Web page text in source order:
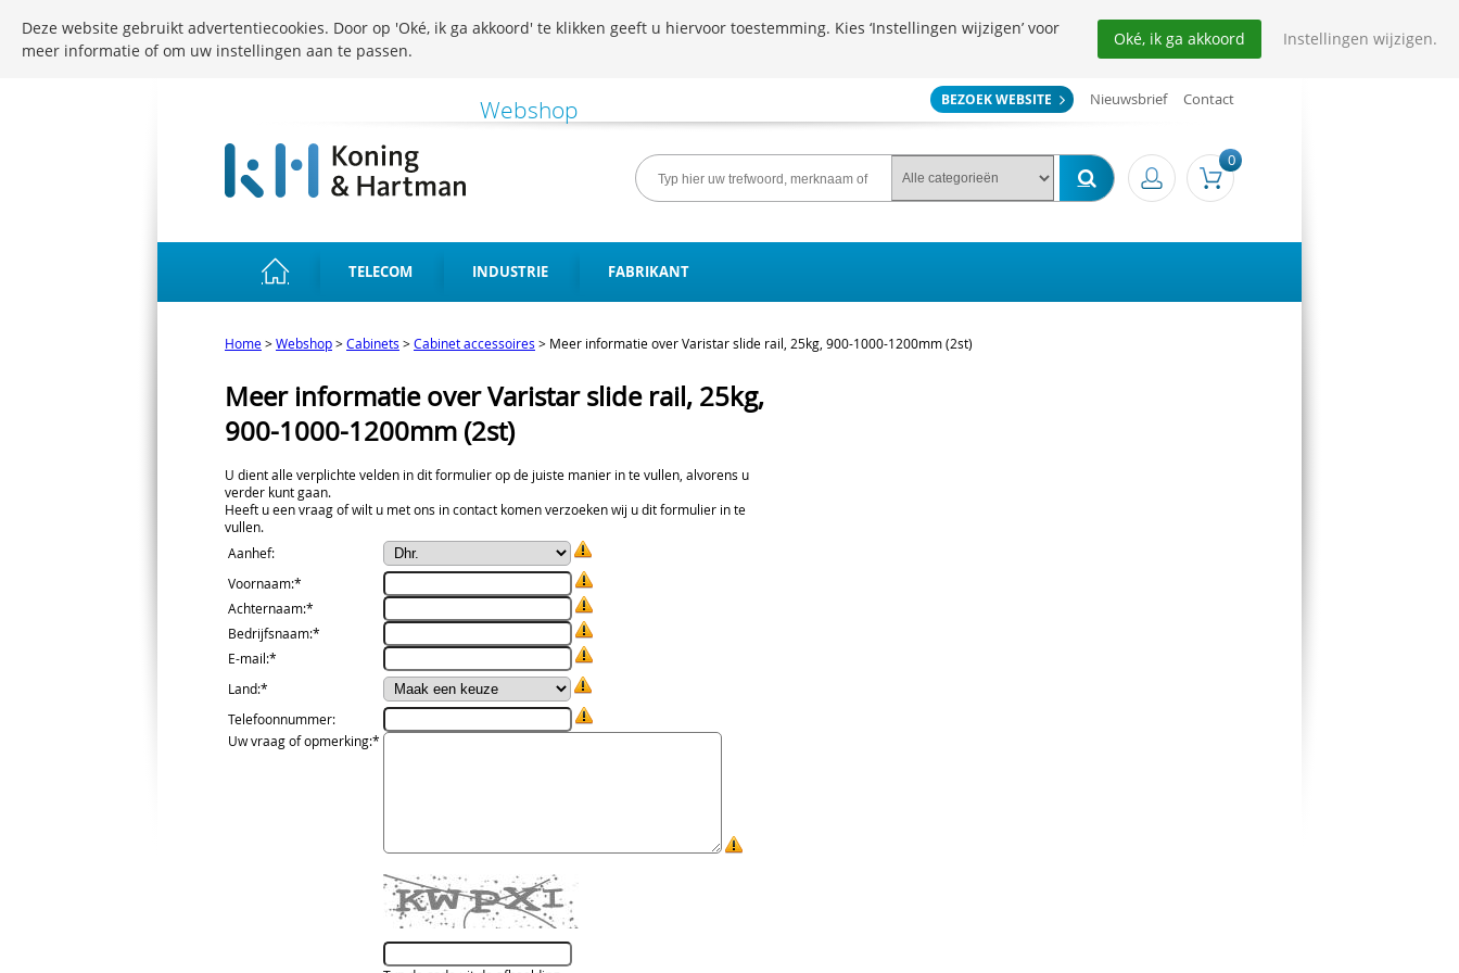
BEZOEK WEBSITE Nieuwsbrief Contact
0
TELECOM INDUSTRIE FABRIKANT
Home>Webshop>Cabinets >Cabinet accessoires > Meer informatie over Varistar slide rail, 25kg, 900-1000-1200mm (2st)
Meer informatie over Varistar slide rail, 25kg,
900-1000-1200mm (2st)
U dient alle verplichte velden in dit formulier op de juiste manier in te vullen, alvorens u
verder kunt gaan.
Heeft u een vraag of wilt u met ons in contact komen verzoeken wij u dit formulier in te
vullen.
Aanhef:
Voornaam:*
Achternaam:*
Bedrijfsnaam:*
E-mail:*
Land:*
Telefoonnummer:
Uw vraag of opmerking:*
Deze website gebruikt advertentiecookies. Door op 'Oké, ik ga akkoord' te klikken geeft u hiervoor toestemming. Kies ‘Instellingen wijzigen’ voor
meer informatie of om uw instellingen aan te passen.
Oké, ik ga akkoord Instellingen wijzigen.